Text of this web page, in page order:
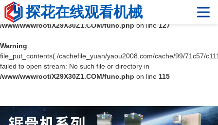
Warning: mkdir(): No space left on device in
/www/wwwroot/X29X30Z1.COM/func.php on line 127
Warning:
file_put_contents(./cachefile_yuan/yaou2008.com/cache/99/71c57/
failed to open stream: No such file or directory in
/www/wwwroot/X29X30Z1.COM/func.php on line 115
探花在线观看机械
网站首页
关于探花在线观看
探花视频在线观看手机设备
国产精品探花
国产探花在线精品一区二区
真空包装机系列
其它产品
工程案例
切片机